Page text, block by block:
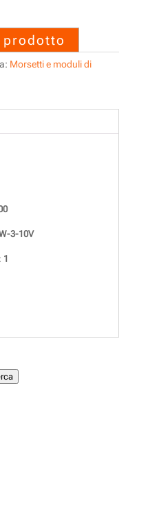
Morsetti e moduli di
3-10V
1